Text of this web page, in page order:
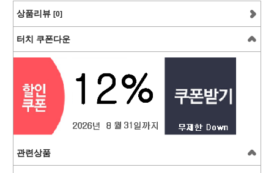
상품리뷰 [0]
터치 쿠폰다운
관련상품